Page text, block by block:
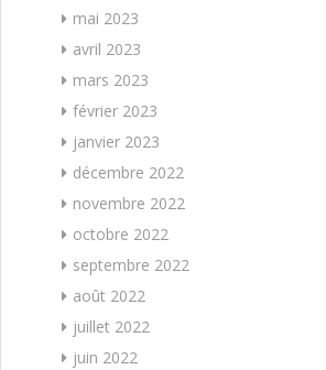
mai 2023
avril 2023
mars 2023
février 2023
janvier 2023
décembre 2022
novembre 2022
octobre 2022
septembre 2022
août 2022
juillet 2022
juin 2022